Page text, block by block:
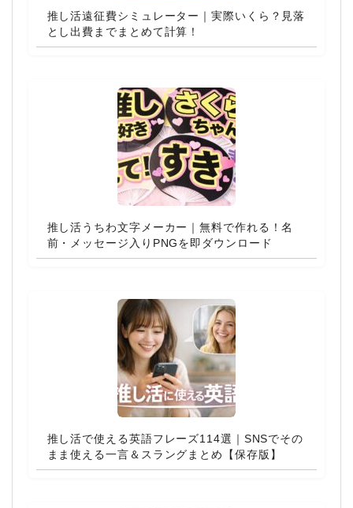
推し活遠征費シミュレーター｜実際いくら？見落
とし出費までまとめて計算！
推し活うちわ文字メーカー｜無料で作れる！名
前・メッセージ入りPNGを即ダウンロード
推し活で使える英語フレーズ114選｜SNSでその
まま使える一言＆スラングまとめ【保存版】